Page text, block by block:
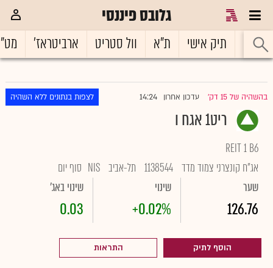
גלובס פיננסי
ראשי תיק אישי ת"א וול סטריט ארביטראז'
בהשהיה של 15 דק' עדכון אחרון 14:24 לצפות בנתונים ללא השהיה
ריט1 אגח ו
REIT 1 B6
אג"ח קונצרני צמוד מדד 1138544 תל-אביב NIS סוף יום
שער
126.76
שינוי
+0.02%
שינוי באג'
0.03
הוסף לתיק התראות